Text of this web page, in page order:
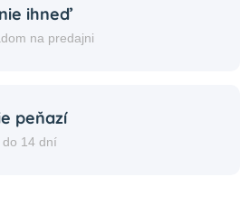
ihneď
na predajni
peňazí
do 14 dní